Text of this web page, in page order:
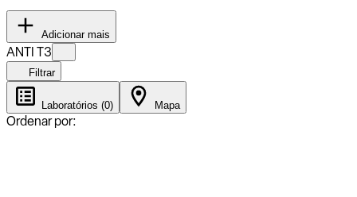
Adicionar mais
ANTI T3
Filtrar
Laboratórios (0) Mapa
Ordenar por: